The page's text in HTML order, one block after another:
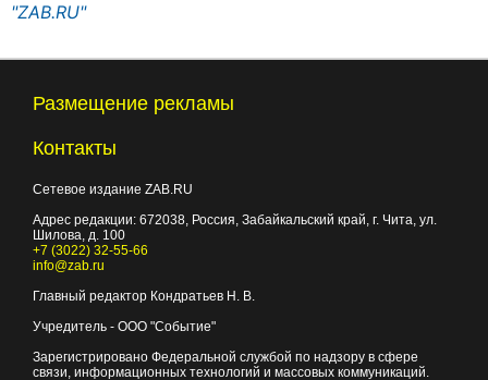
"ZAB.RU"
Размещение рекламы
Контакты
Сетевое издание ZAB.RU
Адрес редакции: 672038, Россия, Забайкальский край, г. Чита, ул.
Шилова, д. 100
+7 (3022) 32-55-66
info@zab.ru
Главный редактор Кондратьев Н. В.
Учредитель - ООО "Событие"
Зарегистрировано Федеральной службой по надзору в сфере
связи, информационных технологий и массовых коммуникаций.